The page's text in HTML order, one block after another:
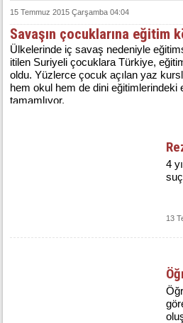
15 Temmuz 2015 Çarşamba 04:04
Savaşın çocuklarına eğitim
Ülkelerinde iç savaş nedeniyle
itilen Suriyeli çocuklara Türkiye,
oldu. Yüzlerce çocuk açılan yaz
hem okul hem de dini eğitimlerindeki
tamamlıyor.
4
13